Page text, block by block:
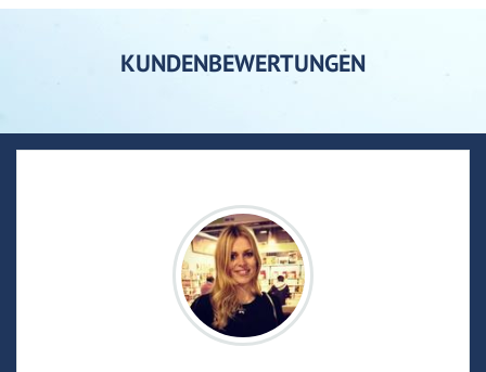
KUNDENBEWERTUNGEN